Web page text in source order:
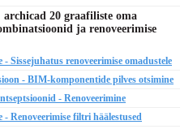
20 graafiliste oma
ja renoveerimise
Sissejuhatus renoveerimise omadustele
- BIM-komponentide pilves otsimine
- Renoveerimine
Renoveerimise filtri häälestused